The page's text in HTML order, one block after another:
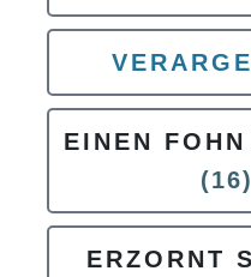
EINEN
(16)
ERZORNT